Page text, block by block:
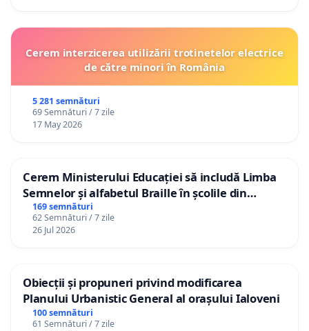
Cerem interzicerea utilizării trotinetelor electrice
de către minori în România
5 281 semnături
69 Semnături / 7 zile
17 May 2026
Cerem Ministerului Educației să includă Limba
Semnelor și alfabetul Braille în școlile din
Republica Moldova!
169 semnături
62 Semnături / 7 zile
26 Jul 2026
Obiecții și propuneri privind modificarea
Planului Urbanistic General al orașului Ialoveni
100 semnături
61 Semnături / 7 zile